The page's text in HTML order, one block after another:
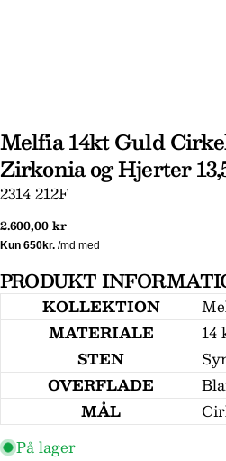
Melfia 14kt Guld
Zirkonia og Hjerter
SKU:
2314 212F
Normal
pris
2.600,00 kr
PRODUKT
KOLLEKTION
MATERIALE
14
STEN
OVERFLADE
MÅL
På lager
Dit
Din
email
Din
telefon
Din
besked